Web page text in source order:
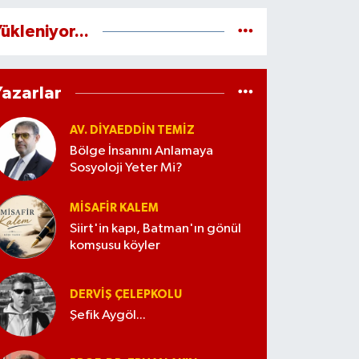
AV. DIYAEDDIN TEMIZ
Bölge İnsanını Anlamaya
Sosyoloji Yeter Mi?
MISAFIR KALEM
Siirt'in kapı, Batman'ın gönül
komşusu köyler
DERVIŞ ÇELEPKOLU
Şefik Aygöl...